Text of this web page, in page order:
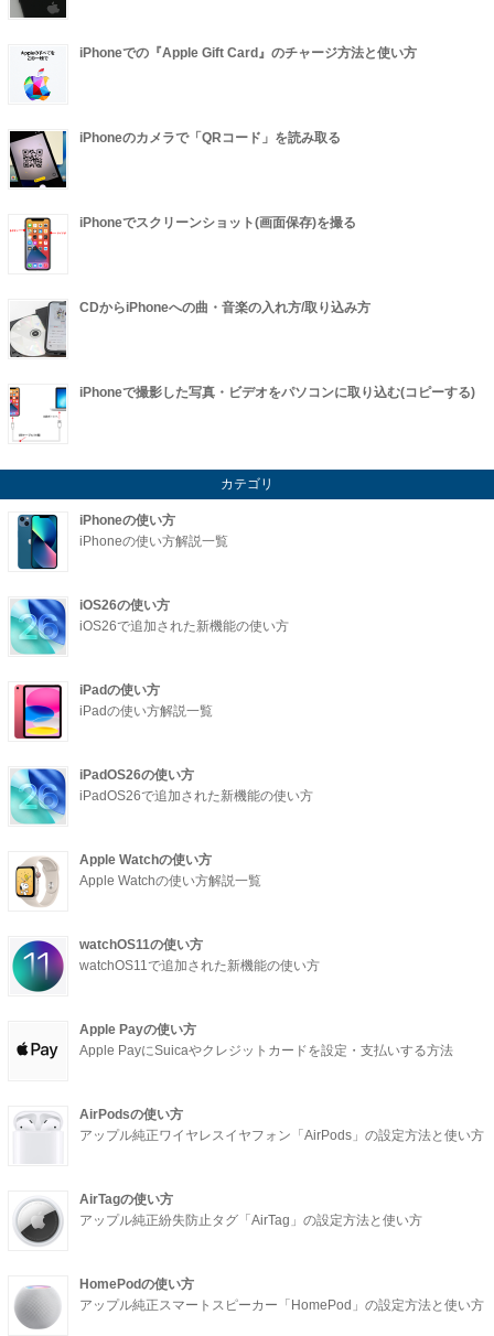
iPhoneでの『Apple Gift Card』のチャージ方法と使い方
iPhoneのカメラで「QRコード」を読み取る
iPhoneでスクリーンショット(画面保存)を撮る
CDからiPhoneへの曲・音楽の入れ方/取り込み方
iPhoneで撮影した写真・ビデオをパソコンに取り込む(コピーする)
カテゴリ
iPhoneの使い方
iPhoneの使い方解説一覧
iOS26の使い方
iOS26で追加された新機能の使い方
iPadの使い方
iPadの使い方解説一覧
iPadOS26の使い方
iPadOS26で追加された新機能の使い方
Apple Watchの使い方
Apple Watchの使い方解説一覧
watchOS11の使い方
watchOS11で追加された新機能の使い方
Apple Payの使い方
Apple PayにSuicaやクレジットカードを設定・支払いする方法
AirPodsの使い方
アップル純正ワイヤレスイヤフォン「AirPods」の設定方法と使い方
AirTagの使い方
アップル純正紛失防止タグ「AirTag」の設定方法と使い方
HomePodの使い方
アップル純正スマートスピーカー「HomePod」の設定方法と使い方